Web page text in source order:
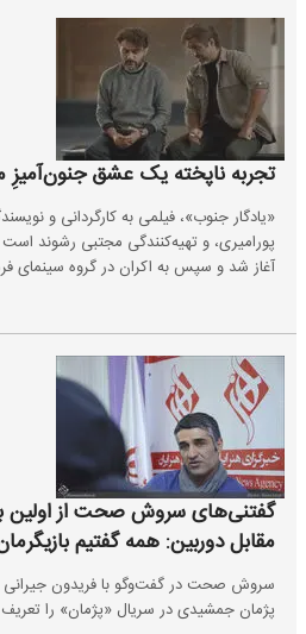
تجربه‌ ناپخته یک عشق جنون‌آمیزِ
«یادگار جنوب»، فیلمی به کارگردانی و
آغاز شد و سپس به اکران در گروه سینمای
گفتنی‌های سروش صحت از اولین
مقابل دوربین: همه گفتیم
سروش صحت در گفت‌وگو با فریدون جیرانی
پژمان جمشیدی در سریال «پژمان» را